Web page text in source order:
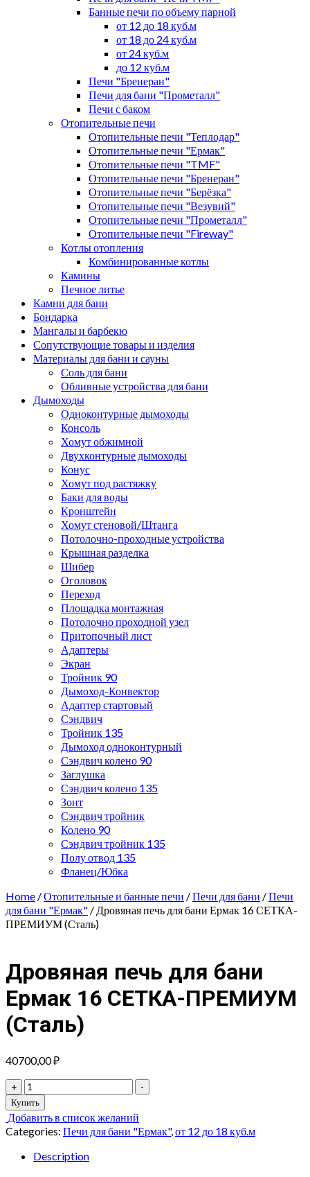
Банные печи по объему парной
от 12 до 18 куб.м
от 18 до 24 куб.м
от 24 куб.м
до 12 куб.м
Печи "Бренеран"
Печи для бани "Прометалл"
Печи с баком
Отопительные печи
Отопительные печи "Теплодар"
Отопительные печи "Ермак"
Отопительные печи "TMF"
Отопительные печи "Бренеран"
Отопительные печи "Берёзка"
Отопительные печи "Везувий"
Отопительные печи "Прометалл"
Отопительные печи "Fireway"
Котлы отопления
Комбинированные котлы
Камины
Печное литье
Камни для бани
Бондарка
Мангалы и барбекю
Сопутствующие товары и изделия
Материалы для бани и сауны
Соль для бани
Обливные устройства для бани
Дымоходы
Одноконтурные дымоходы
Консоль
Хомут обжимной
Двухконтурные дымоходы
Конус
Хомут под растяжку
Баки для воды
Кронштейн
Хомут стеновой/Штанга
Потолочно-проходные устройства
Крышная разделка
Шибер
Оголовок
Переход
Площадка монтажная
Потолочно проходной узел
Притопочный лист
Адаптеры
Экран
Тройник 90
Дымоход-Конвектор
Адаптер стартовый
Сэндвич
Тройник 135
Дымоход одноконтурный
Сэндвич колено 90
Заглушка
Сэндвич колено 135
Зонт
Сэндвич тройник
Колено 90
Сэндвич тройник 135
Полу отвод 135
Фланец/Юбка
Home /Отопительные и банные печи /Печи для бани /Печи
для бани "Ермак" / Дровяная печь для бани Ермак 16 СЕТКА-
ПРЕМИУМ (Сталь)
Дровяная печь для бани
Ермак 16 СЕТКА-ПРЕМИУМ
(Сталь)
40700,00₽
+
Дровяная
печь
для
бани
Ермак
16
-
Купить
Добавить в список желаний
Categories: Печи для бани "Ермак", от 12 до 18 куб.м
Description